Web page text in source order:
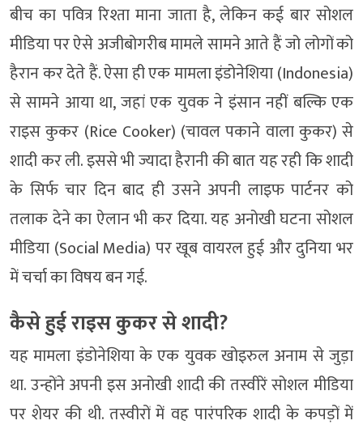
बीच का पवित्र रिश्ता माना जाता है, लेकिन कई बार सोशल
मीडिया पर ऐसे अजीबोगरीब मामले सामने आते हैं जो लोगों को
हैरान कर देते हैं. ऐसा ही एक मामला इंडोनेशिया (Indonesia)
से सामने आया था, जहां एक युवक ने इंसान नहीं बल्कि एक
राइस कुकर (Rice Cooker) (चावल पकाने वाला कुकर) से
शादी कर ली. इससे भी ज्यादा हैरानी की बात यह रही कि शादी
के सिर्फ चार दिन बाद ही उसने अपनी लाइफ पार्टनर को
तलाक देने का ऐलान भी कर दिया. यह अनोखी घटना सोशल
मीडिया (Social Media) पर खूब वायरल हुई और दुनिया भर
में चर्चा का विषय बन गई.
कैसे हुई राइस कुकर से शादी?
यह मामला इंडोनेशिया के एक युवक खोइरुल अनाम से जुड़ा
था. उन्होंने अपनी इस अनोखी शादी की तस्वीरें सोशल मीडिया
पर शेयर की थी. तस्वीरों में वह पारंपरिक शादी के कपड़ों में